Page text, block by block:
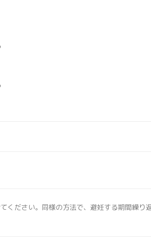
ださい。同様の方法で、避妊する期間繰り